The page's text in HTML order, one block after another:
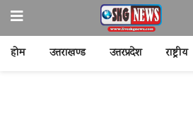
होम उत्तराखण्ड उत्तरप्रदेश राष्ट्रीय